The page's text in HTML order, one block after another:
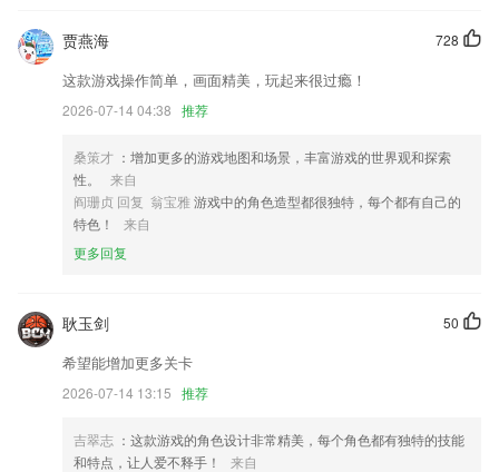
6.大量诗词分类，支持多种方式搜索。
线上真人炸金花注册更新了什么?
常见问题更名“政策法规”，移至首页顶部
新增通话模块，拨打电话更便捷
支持一键提取作者所有去除水印后的视频，而且可以选择保存到手机或者
分享给好友
修复部分0手机无法直接安装更新
联系我们
以上就是线上真人炸金花注册的介绍，如果您喜欢这款软件，您可以到应
用商店进行打分评论，说出您的使用经历，以帮助我们更好的对产品进行
优化修改。
728
贾燕海
这款游戏操作简单，画面精美，玩起来很过瘾！
2026-07-14 04:38 推荐
桑策才 ：增加更多的游戏地图和场景，丰富游戏的世界观和探索
性。
来自
阎珊贞 回复 翁宝雅 游戏中的角色造型都很独特，每个都有自己的
特色！
来自
更多回复
50
耿玉剑
希望能增加更多关卡
2026-07-14 13:15 推荐
吉翠志 ：这款游戏的角色设计非常精美，每个角色都有独特的技能
和特点，让人爱不释手！
来自